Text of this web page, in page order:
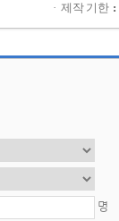
제작 기한
명